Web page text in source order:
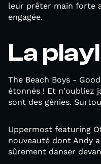
leur prêter main forte
engagée.
La
The Beach Boys -
étonnés ! Et n'oubliez
sont des génies.
Uppermost featuring
nouveauté dont Andy
sûrement danser